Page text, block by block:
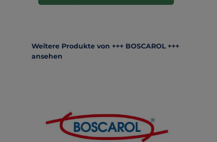
Produktgalerie überspringen
Weitere Produkte von +++ BOSCAROL +++
ansehen